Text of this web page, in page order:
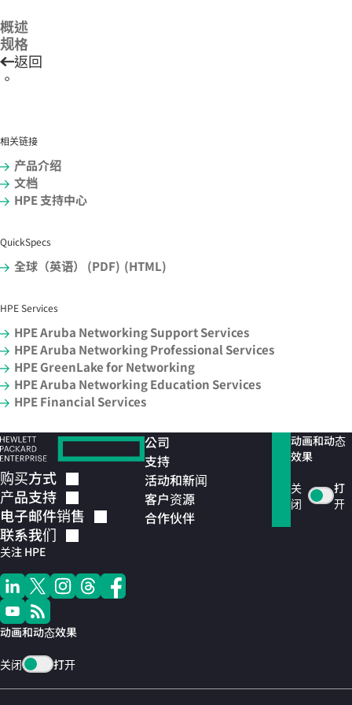
概述
规格
返回
。
相关链接
产品介绍
文档
HPE 支持中心
QuickSpecs
全球（英语） (PDF) (HTML)
HPE Services
HPE Aruba Networking Support Services
HPE Aruba Networking Professional Services
HPE GreenLake for Networking
HPE Aruba Networking Education Services
HPE Financial Services
购买方式
产品支持
电子邮件销售
联系我们
关注 HPE
动画和动态效果
关闭 打开
公司
支持
活动和新闻
客户资源
合作伙伴
动画和动态
效果
关
闭
打
开